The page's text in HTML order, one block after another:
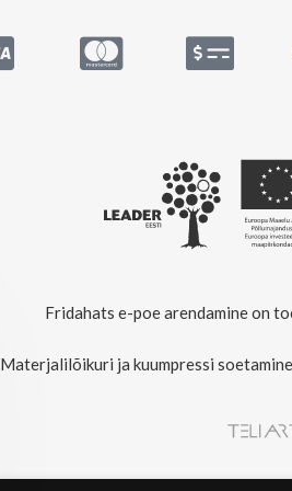
Fridahats e-poe arendamine on
Materjalilõikuri ja kuumpressi